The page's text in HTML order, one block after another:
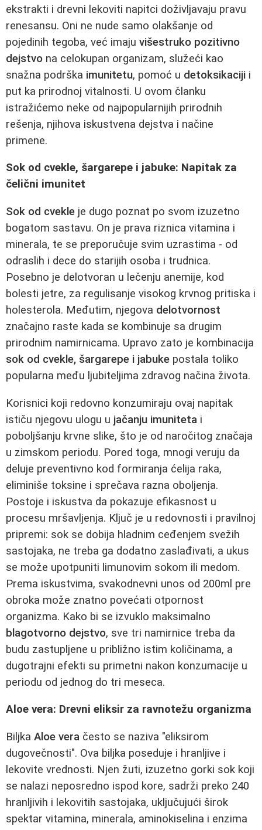
ekstrakti i drevni lekoviti napitci doživljavaju pravu
renesansu. Oni ne nude samo olakšanje od
pojedinih tegoba, već imaju višestruko pozitivno
dejstvo na celokupan organizam, služeći kao
snažna podrška imunitetu, pomoć u detoksikaciji i
put ka prirodnoj vitalnosti. U ovom članku
istražićemo neke od najpopularnijih prirodnih
rešenja, njihova iskustvena dejstva i načine
primene.
Sok od cvekle, šargarepe i jabuke: Napitak za
čelični imunitet
Sok od cvekle je dugo poznat po svom izuzetno
bogatom sastavu. On je prava riznica vitamina i
minerala, te se preporučuje svim uzrastima - od
odraslih i dece do starijih osoba i trudnica.
Posebno je delotvoran u lečenju anemije, kod
bolesti jetre, za regulisanje visokog krvnog pritiska i
holesterola. Međutim, njegova delotvornost
značajno raste kada se kombinuje sa drugim
prirodnim namirnicama. Upravo zato je kombinacija
sok od cvekle, šargarepe i jabuke postala toliko
popularna među ljubiteljima zdravog načina života.
Korisnici koji redovno konzumiraju ovaj napitak
ističu njegovu ulogu u jačanju imuniteta i
poboljšanju krvne slike, što je od naročitog značaja
u zimskom periodu. Pored toga, mnogi veruju da
deluje preventivno kod formiranja ćelija raka,
eliminiše toksine i sprečava razna oboljenja.
Postoje i iskustva da pokazuje efikasnost u
procesu mršavljenja. Ključ je u redovnosti i pravilnoj
pripremi: sok se dobija hladnim ceđenjem svežih
sastojaka, ne treba ga dodatno zaslađivati, a ukus
se može upotpuniti limunovim sokom ili medom.
Prema iskustvima, svakodnevni unos od 200ml pre
obroka može znatno povećati otpornost
organizma. Kako bi se izvuklo maksimalno
blagotvorno dejstvo, sve tri namirnice treba da
budu zastupljene u približno istim količinama, a
dugotrajni efekti su primetni nakon konzumacije u
periodu od jednog do tri meseca.
Aloe vera: Drevni eliksir za ravnotežu organizma
Biljka Aloe vera često se naziva "eliksirom
dugovečnosti". Ova biljka poseduje i hranljive i
lekovite vrednosti. Njen žuti, izuzetno gorki sok koji
se nalazi neposredno ispod kore, sadrži preko 240
hranljivih i lekovitih sastojaka, uključujući širok
spektar vitamina, minerala, aminokiselina i enzima